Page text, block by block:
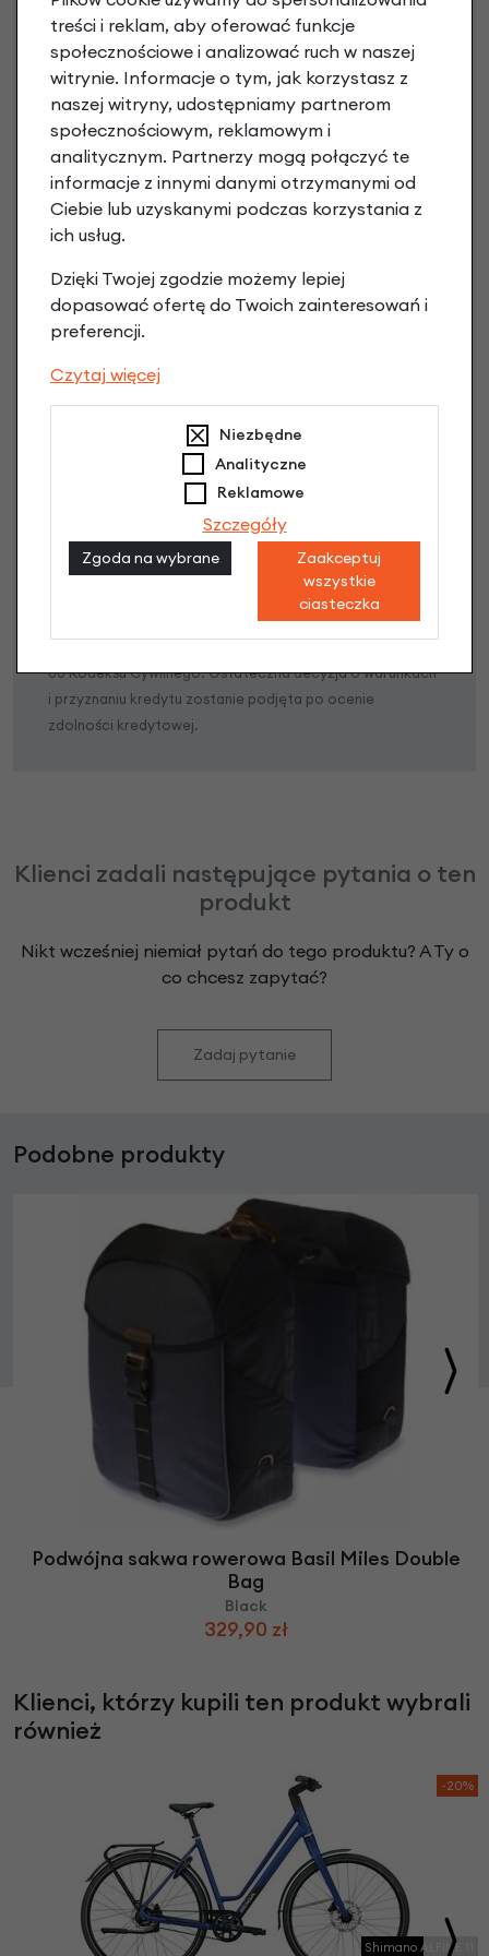
Raty do 60 miesięcy
Poznaj szczegóły
3 miesiące nie płacisz
Raty do 60 miesięcy
Poznaj szczegóły
66 Kodeksu Cywilnego. Ostateczna decyzja o warunkach
i przyznaniu kredytu zostanie podjęta po ocenie
zdolności kredytowej.
Klienci zadali następujące pytania o ten
produkt
Nikt wcześniej niemiał pytań do tego produktu? A Ty o
co chcesz zapytać?
Zadaj pytanie
Podobne produkty
Podwójna sakwa rowerowa Basil Miles Double
Bag
Black
329,90 zł
Klienci, którzy kupili ten produkt wybrali
również
-20%
Shimano ALFINE 11
treści i reklam, aby oferować funkcje
społecznościowe i analizować ruch w naszej
witrynie. Informacje o tym, jak korzystasz z
naszej witryny, udostępniamy partnerom
społecznościowym, reklamowym i
analitycznym. Partnerzy mogą połączyć te
informacje z innymi danymi otrzymanymi od
Ciebie lub uzyskanymi podczas korzystania z
ich usług.
Dzięki Twojej zgodzie możemy lepiej
dopasować ofertę do Twoich zainteresowań i
preferencji.
Czytaj więcej
Niezbędne
Analityczne
Reklamowe
Szczegóły
Zgoda na wybrane
Zaakceptuj
wszystkie
ciasteczka